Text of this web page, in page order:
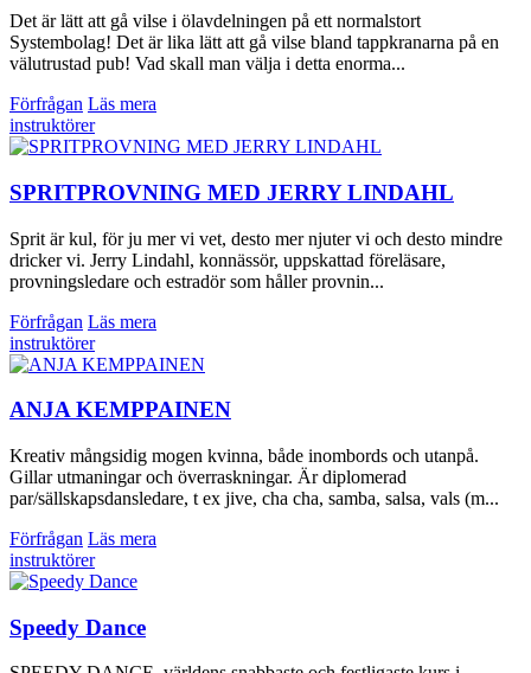
Det är lätt att gå vilse i ölavdelningen på ett normalstort
Systembolag! Det är lika lätt att gå vilse bland tappkranarna på en
välutrustad pub! Vad skall man välja i detta enorma...
Förfrågan Läs mera
instruktörer
SPRITPROVNING MED JERRY LINDAHL
Sprit är kul, för ju mer vi vet, desto mer njuter vi och desto mindre
dricker vi. Jerry Lindahl, konnässör, uppskattad föreläsare,
provningsledare och estradör som håller provnin...
Förfrågan Läs mera
instruktörer
ANJA KEMPPAINEN
Kreativ mångsidig mogen kvinna, både inombords och utanpå.
Gillar utmaningar och överraskningar. Är diplomerad
par/sällskapsdansledare, t ex jive, cha cha, samba, salsa, vals (m...
Förfrågan Läs mera
instruktörer
Speedy Dance